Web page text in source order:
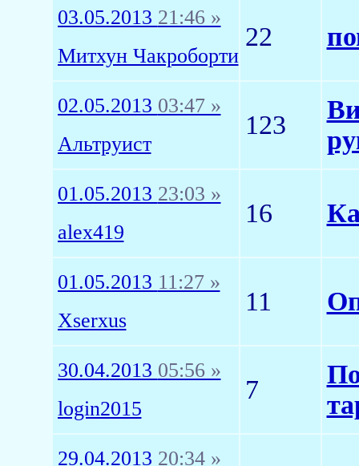
03.05.2013 21:46 »
Митхун Чакроборти
22
02.05.2013 03:47 »
Альтруист
123
01.05.2013 23:03 »
alex419
16
01.05.2013 11:27 »
Xserxus
11
30.04.2013 05:56 »
login2015
7
29.04.2013 20:34 »